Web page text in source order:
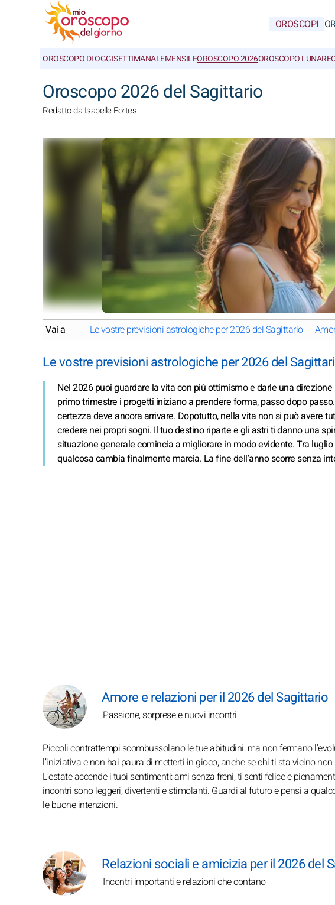
OROSCOPI
OROSCOPO DI OGGISETTIMANALEMENSILEOROSCOPO 2026OROSCOPO LUNARE
Oroscopo 2026 del Sagittario
Redatto da Isabelle Fortes
Vai a Le vostre previsioni astrologiche per 2026 del Sagittario
Le vostre previsioni astrologiche per 2026 del
Nel 2026 puoi guardare la vita con più ottimismo e darle una
primo trimestre i progetti iniziano a prendere forma, passo dopo
certezza deve ancora arrivare. Dopotutto, nella vita non si può avere
credere nei propri sogni. Il tuo destino riparte e gli astri ti danno una
situazione generale comincia a migliorare in modo evidente. Tra
qualcosa cambia finalmente marcia. La fine dell’anno scorre senza
Amore e relazioni per il 2026 del Sagittario
Passione, sorprese e nuovi incontri
Piccoli contrattempi scombussolano le tue abitudini, ma non fermano
l’iniziativa e non hai paura di metterti in gioco, anche se chi ti sta vicino
L’estate accende i tuoi sentimenti: ami senza freni, ti senti felice e
incontri sono leggeri, divertenti e stimolanti. Guardi al futuro e pensi a
le buone intenzioni.
Relazioni sociali e amicizia per il 2026 del
Incontri importanti e relazioni che contano